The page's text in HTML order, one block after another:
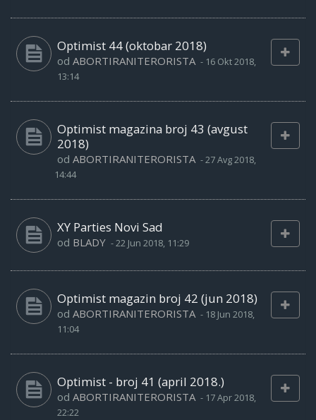
Optimist 44 (oktobar 2018)
od ABORTIRANITERORISTA - 16 Okt 2018,
13:14
Optimist magazina broj 43 (avgust
2018)
od ABORTIRANITERORISTA -27 Avg 2018,
14:44
XY Parties Novi Sad
od BLADY -22 Jun 2018, 11:29
Optimist magazin broj 42 (jun 2018)
od ABORTIRANITERORISTA - 18 Jun 2018,
11:04
Optimist - broj 41 (april 2018.)
od ABORTIRANITERORISTA - 17 Apr 2018,
22:22